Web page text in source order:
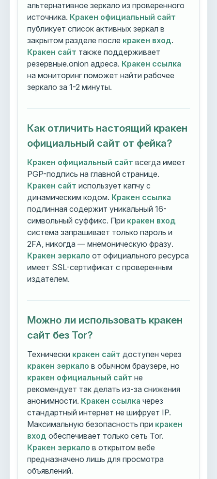
альтернативное зеркало из проверенного
источника. Кракен официальный сайт
публикует список активных зеркал в
закрытом разделе после кракен вход.
Кракен сайт также поддерживает
резервные.onion адреса. Кракен ссылка
на мониторинг поможет найти рабочее
зеркало за 1-2 минуты.
Как отличить настоящий кракен
официальный сайт от фейка?
Кракен официальный сайт всегда имеет
PGP-подпись на главной странице.
Кракен сайт использует капчу с
динамическим кодом. Кракен ссылка
подлинная содержит уникальный 16-
символьный суффикс. При кракен вход
система запрашивает только пароль и
2FA, никогда — мнемоническую фразу.
Кракен зеркало от официального ресурса
имеет SSL-сертификат с проверенным
издателем.
Можно ли использовать кракен
сайт без Tor?
Технически кракен сайт доступен через
кракен зеркало в обычном браузере, но
кракен официальный сайт не
рекомендует так делать из-за снижения
анонимности. Кракен ссылка через
стандартный интернет не шифрует IP.
Максимальную безопасность при кракен
вход обеспечивает только сеть Tor.
Кракен зеркало в открытом вебе
предназначено лишь для просмотра
объявлений.